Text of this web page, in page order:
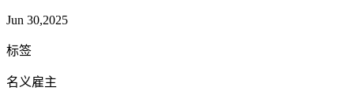
Jun 30,2025
标签
名义雇主